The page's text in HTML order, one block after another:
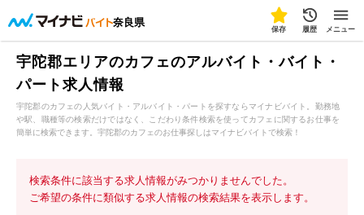
奈良県
保存 履歴 メニュー
宇陀郡エリアのカフェのアルバイト・バイト・
パート求人情報
宇陀郡のカフェの人気バイト・アルバイト・パートを探すならマイナビバイト。勤務地
や駅、職種等の検索だけではなく、こだわり条件検索を使ってカフェに関するお仕事を
簡単に検索できます。宇陀郡のカフェのお仕事探しはマイナビバイトで検索！
検索条件に該当する求人情報がみつかりませんでした。
ご希望の条件に類似する求人情報の検索結果を表示します。